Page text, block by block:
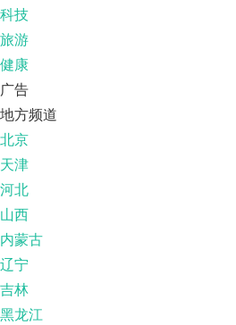
科技
旅游
健康
广告
地方频道
北京
天津
河北
山西
内蒙古
辽宁
吉林
黑龙江